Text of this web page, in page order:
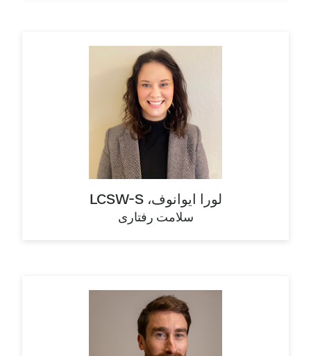
لورا ایوانوف، LCSW-S
سلامت رفتاری